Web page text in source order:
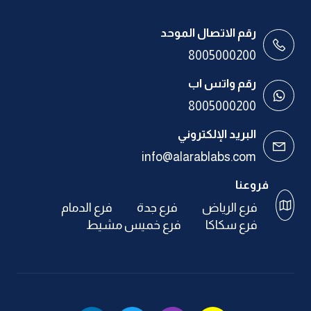
رقم الاتصال الموحد
8005000200
رقم واتس اب
8005000200
البريد الإلكتروني
info@alarablabs.com
فروعنا
فرع الرياض فرع جدة
فرع الدمام
فرع سكاكا
فرع خميس مشيط